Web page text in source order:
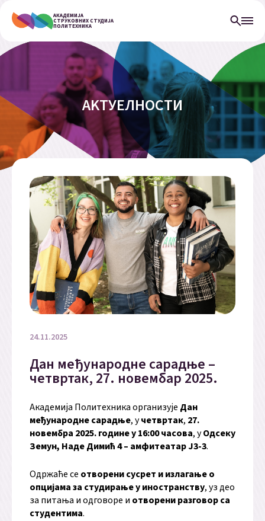
АКАДЕМИЈА
СТРУКОВНИХ СТУДИЈА
ПОЛИТЕХНИКА
АKТУЕЛНОСТИ
24.11.2025
Дан међународне сарадње –
четвртак, 27. новембар 2025.
Академија Политехника организује Дан
међународне сарадње, учетвртак, 27.
новембра 2025. године у 16:00 часова, уОдсеку
Земун, Наде Димић 4 – амфитеатар Ј3-3.
Одржаће се отворени сусрет и излагање о
опцијама за студирање у иностранству, уз део
за питања и одговоре и отворени разговор са
студентима.